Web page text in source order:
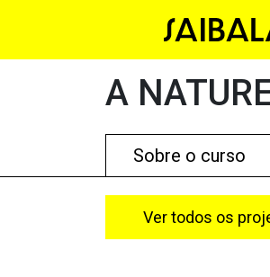
A
Sobre o curso
Ver todos os